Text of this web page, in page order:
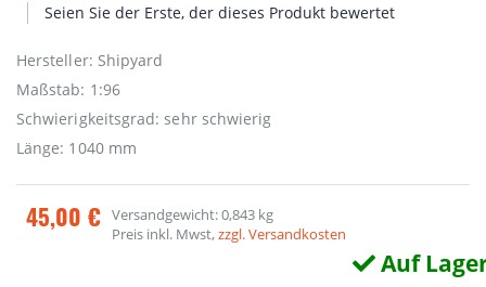
Seien Sie der Erste, der dieses Produkt bewertet
Hersteller: Shipyard
Maßstab: 1:96
Schwierigkeitsgrad: sehr schwierig
Länge: 1040 mm
45,00 € Versandgewicht: 0,843 kg
Preis inkl. Mwst,zzgl. Versandkosten
Auf